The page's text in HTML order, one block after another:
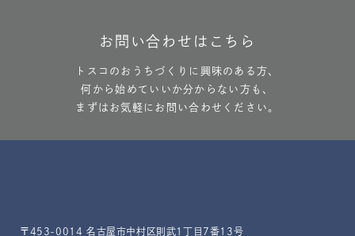
お問い合わせはこちら
トスコのおうちづくりに興味のある方、
何から始めていいか分からない方も、
まずはお気軽にお問い合わせください。
〒453-0014 名古屋市中村区則武1丁目7番13号